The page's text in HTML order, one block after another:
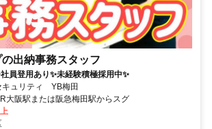
出納事務スタッフ
員登用あり✨未経験積極採用中✨
キュリティ YB梅田
大阪駅または阪急梅田駅からスグ